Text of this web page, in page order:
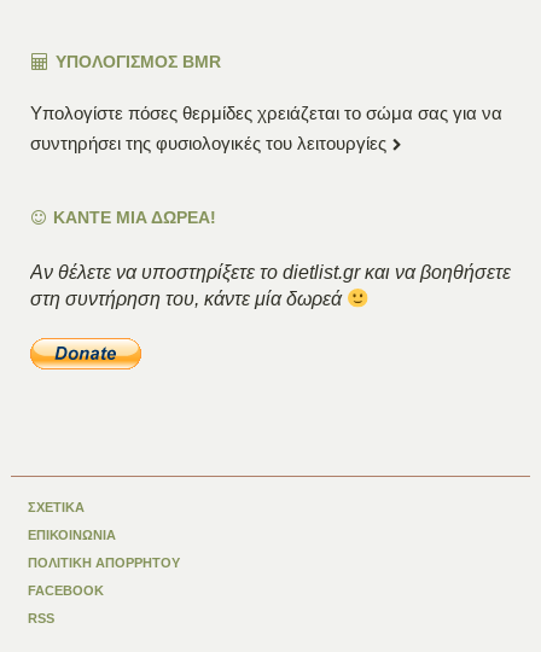
ΥΠΟΛΟΓΙΣΜΌΣ BMR
Υπολογίστε πόσες θερμίδες χρειάζεται το σώμα σας για να
συντηρήσει της φυσιολογικές του λειτουργίες
ΚΑΝΤΕ ΜΙΑ ΔΩΡΕΑ!
Αν θέλετε να υποστηρίξετε το dietlist.gr και να βοηθήσετε
στη συντήρηση του, κάντε μία δωρεά
ΣΧΕΤΙΚΑ
ΕΠΙΚΟΙΝΩΝΙΑ
ΠΟΛΙΤΙΚΗ ΑΠΟΡΡΗΤΟΥ
FACEBOOK
RSS